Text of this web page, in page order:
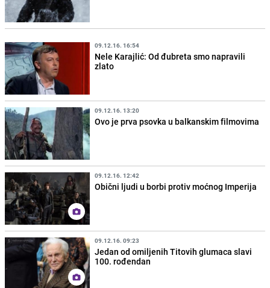
09.12.16. 16:54
Nele Karajlić: Od đubreta smo napravili
zlato
09.12.16. 13:20
Ovo je prva psovka u balkanskim filmovima
09.12.16. 12:42
Obični ljudi u borbi protiv moćnog Imperija
09.12.16. 09:23
Jedan od omiljenih Titovih glumaca slavi
100. rođendan